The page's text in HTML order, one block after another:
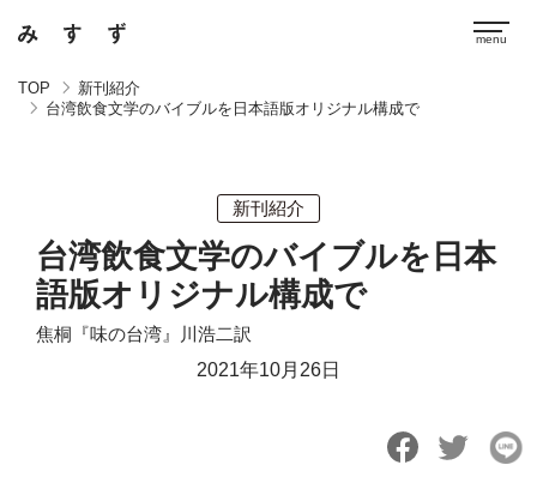
TOP
新刊紹介
台湾飲食文学のバイブルを日本語版オリジナル構成で
新刊紹介
台湾飲食文学のバイブルを日本
語版オリジナル構成で
焦桐『味の台湾』川浩二訳
2021年10月26日